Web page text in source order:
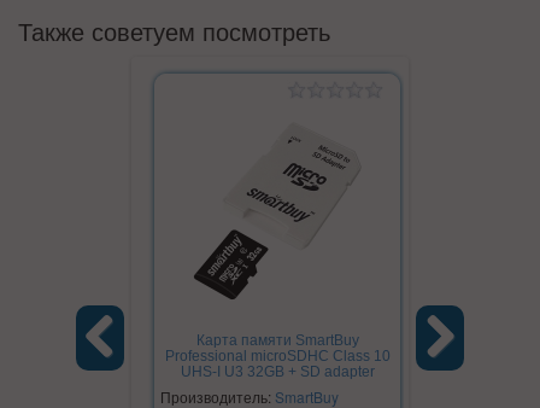
Также советуем посмотреть
Карта памяти SmartBuy
Professional microSDHC Class 10
UHS-I U3 32GB + SD adapter
Производитель: SmartBuy